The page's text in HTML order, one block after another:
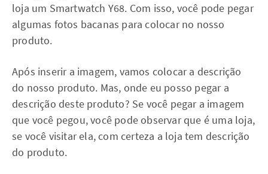
loja um Smartwatch Y68. Com isso, você pode pegar
algumas fotos bacanas para colocar no nosso
produto.
Após inserir a imagem, vamos colocar a descrição
do nosso produto. Mas, onde eu posso pegar a
descrição deste produto? Se você pegar a imagem
que você pegou, você pode observar que é uma loja,
se você visitar ela, com certeza a loja tem descrição
do produto.